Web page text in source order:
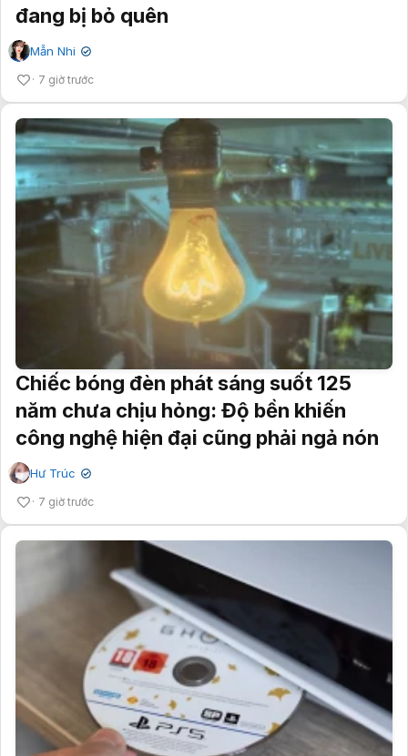
đang bị bỏ quên
Mẫn Nhi ✔
7 giờ trước
Chiếc bóng đèn phát sáng suốt 125
năm chưa chịu hỏng: Độ bền khiến
công nghệ hiện đại cũng phải ngả nón
Hư Trúc ✔
7 giờ trước